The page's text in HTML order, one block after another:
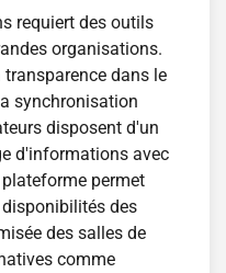
requiert des outils
organisations.
dans le
synchronisation
disposent d'un
d'informations avec
permet
des
des salles de
comme